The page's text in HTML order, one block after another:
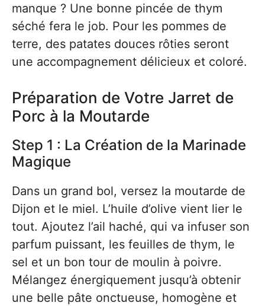
manque ? Une bonne pincée de thym
séché fera le job. Pour les pommes de
terre, des patates douces rôties seront
une accompagnement délicieux et coloré.
Préparation de Votre Jarret de
Porc à la Moutarde
Step 1 : La Création de la Marinade
Magique
Dans un grand bol, versez la moutarde de
Dijon et le miel. L’huile d’olive vient lier le
tout. Ajoutez l’ail haché, qui va infuser son
parfum puissant, les feuilles de thym, le
sel et un bon tour de moulin à poivre.
Mélangez énergiquement jusqu’à obtenir
une belle pâte onctueuse, homogène et